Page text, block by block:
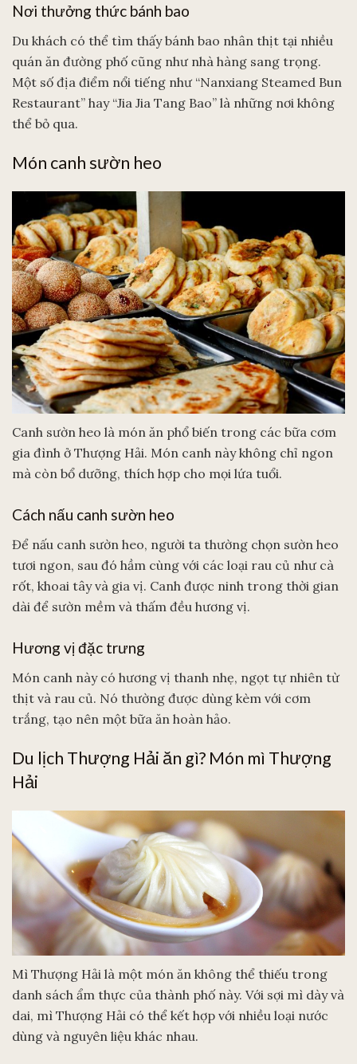
Nơi thưởng thức bánh bao
Du khách có thể tìm thấy bánh bao nhân thịt tại nhiều
quán ăn đường phố cũng như nhà hàng sang trọng.
Một số địa điểm nổi tiếng như “Nanxiang Steamed Bun
Restaurant” hay “Jia Jia Tang Bao” là những nơi không
thể bỏ qua.
Món canh sườn heo
Canh sườn heo là món ăn phổ biến trong các bữa cơm
gia đình ở Thượng Hải. Món canh này không chỉ ngon
mà còn bổ dưỡng, thích hợp cho mọi lứa tuổi.
Cách nấu canh sườn heo
Để nấu canh sườn heo, người ta thường chọn sườn heo
tươi ngon, sau đó hầm cùng với các loại rau củ như cà
rốt, khoai tây và gia vị. Canh được ninh trong thời gian
dài để sườn mềm và thấm đều hương vị.
Hương vị đặc trưng
Món canh này có hương vị thanh nhẹ, ngọt tự nhiên từ
thịt và rau củ. Nó thường được dùng kèm với cơm
trắng, tạo nên một bữa ăn hoàn hảo.
Du lịch Thượng Hải ăn gì? Món mì Thượng
Hải
Mì Thượng Hải là một món ăn không thể thiếu trong
danh sách ẩm thực của thành phố này. Với sợi mì dày và
dai, mì Thượng Hải có thể kết hợp với nhiều loại nước
dùng và nguyên liệu khác nhau.